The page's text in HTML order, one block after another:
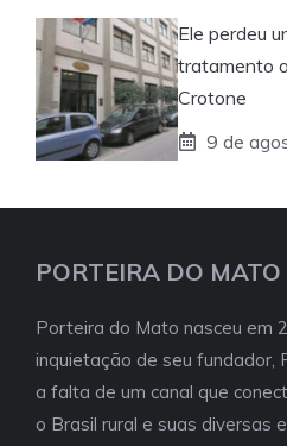
Ele perdeu
tratamento
Crotone
9 de
PORTEIRA DO MATO
Porteira do Mato nasceu em
inquietação de seu fundador,
a falta de um canal que
o Brasil rural e suas diversas